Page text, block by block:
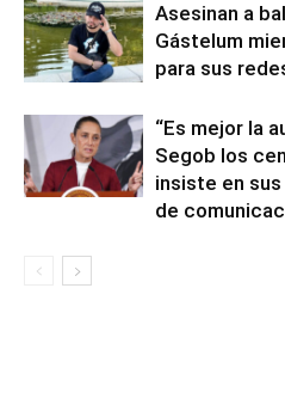
Asesinan a
Gástelum
para sus
“Es mejor la
Segob los
insiste en
de